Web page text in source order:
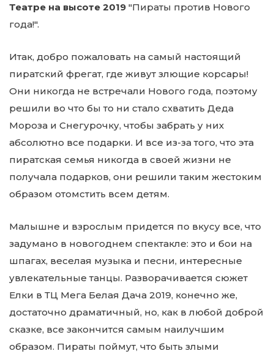
Театре на высоте 2019 "Пираты против Нового
года!".
Итак, добро пожаловать на самый настоящий
пиратский фрегат, где живут злющие корсары!
Они никогда не встречали Нового года, поэтому
решили во что бы то ни стало схватить Деда
Мороза и Снегурочку, чтобы забрать у них
абсолютно все подарки. И все из-за того, что эта
пиратская семья никогда в своей жизни не
получала подарков, они решили таким жестоким
образом отомстить всем детям.
Малышне и взрослым придется по вкусу все, что
задумано в новогоднем спектакле: это и бои на
шпагах, веселая музыка и песни, интересные
увлекательные танцы. Разворачивается сюжет
Елки в ТЦ Мега Белая Дача 2019, конечно же,
достаточно драматичный, но, как в любой доброй
сказке, все закончится самым наилучшим
образом. Пираты поймут, что быть злыми